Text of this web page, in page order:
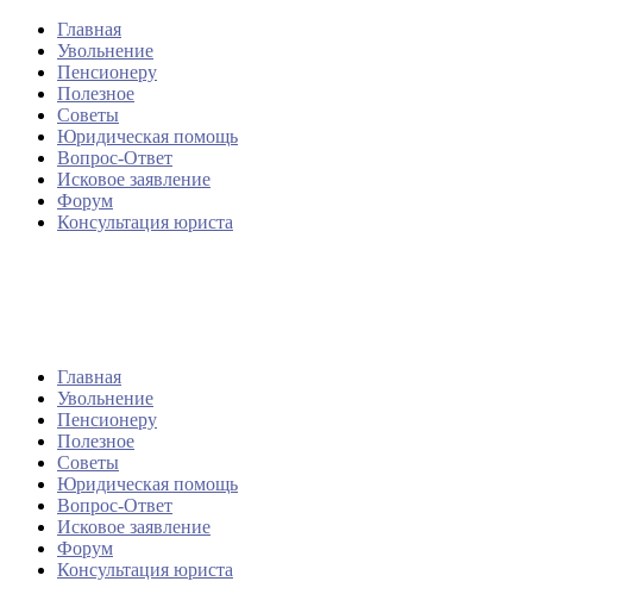
Главная
Увольнение
Пенсионеру
Полезное
Советы
Юридическая помощь
Вопрос-Ответ
Исковое заявление
Форум
Консультация юриста
Главная
Увольнение
Пенсионеру
Полезное
Советы
Юридическая помощь
Вопрос-Ответ
Исковое заявление
Форум
Консультация юриста